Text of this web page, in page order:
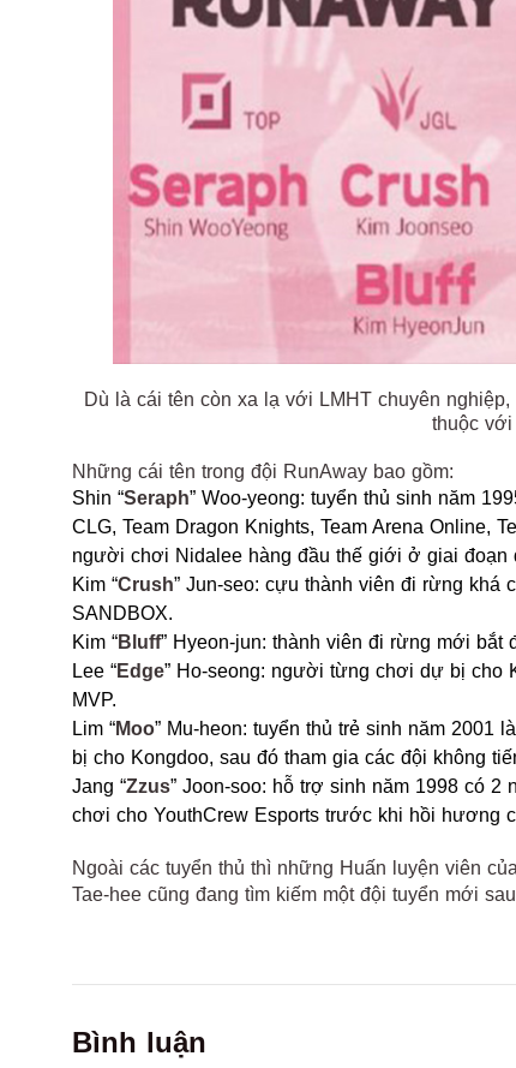
Dù là cái tên còn xa lạ với LMHT chuyên
thuộc
Những cái tên trong đội RunAway bao gồm:
Shin “Seraph” Woo-yeong: tuyển thủ sinh năm
CLG, Team Dragon Knights, Team Arena
người chơi Nidalee hàng đầu thế giới ở giai đoạn
Kim “Crush” Jun-seo: cựu thành viên đi rừng khá
SANDBOX.
Kim “Bluff” Hyeon-jun: thành viên đi rừng mới bắt
Lee “Edge” Ho-seong: người từng chơi dự bị cho
MVP.
Lim “Moo” Mu-heon: tuyển thủ trẻ sinh năm 2001
bị cho Kongdoo, sau đó tham gia các đội không
Jang “Zzus” Joon-soo: hỗ trợ sinh năm 1998 có 2
chơi cho YouthCrew Esports trước khi hồi hương
Ngoài các tuyển thủ thì những Huấn luyện viên
Tae-hee cũng đang tìm kiếm một đội tuyển mới
Bình luận